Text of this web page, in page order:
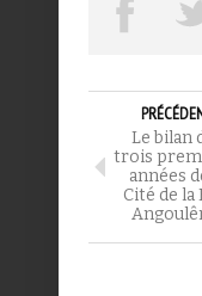
Le bilan
trois
années
Cité de la